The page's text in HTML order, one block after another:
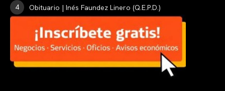
Obituario | Inés Faundez Linero (Q.E.P.D.)